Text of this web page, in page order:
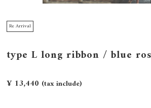
Re Arrival
type L long ribbon / blue
¥ 13,440 (tax include)